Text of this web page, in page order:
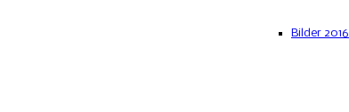
Bilder 2016